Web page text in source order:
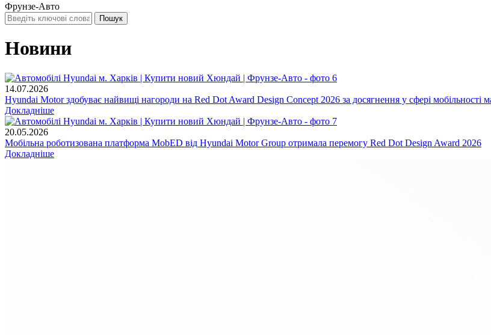
Фрунзе-Авто
Новини
14.07.2026
Hyundai Motor здобуває найвищі нагороди на Red Dot Award Design Concept 2026 за досягнення у сфері мобільності
Докладніше
20.05.2026
Мобільна роботизована платформа MobED від Hyundai Motor Group отримала перемогу Red Dot Design Award 2026
Докладніше